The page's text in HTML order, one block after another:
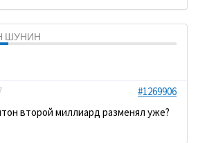
ШУНИН
#1269906
второй миллиард разменял уже?